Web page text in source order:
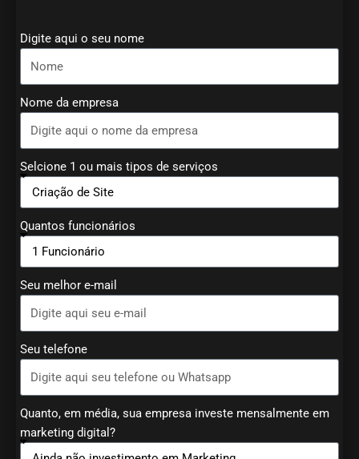
Digite aqui o seu nome
Nome da empresa
Selcione 1 ou mais tipos de serviços
Quantos funcionários
Seu melhor e-mail
Seu telefone
Quanto, em média, sua empresa investe mensalmente em
marketing digital?